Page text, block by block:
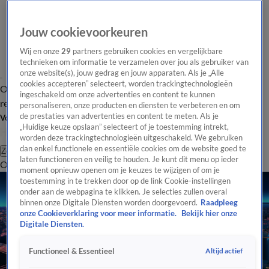
Overzicht Laatste nieuws Regionieuws Het beste van Hart
Tip de
redactie
Volg Hart van Nederland
Zoeken
OverzichtRegioUitzendingenWeerTip de redactiePanelVideo's
Jouw cookievoorkeuren
Wij en onze29 partners gebruiken cookies en vergelijkbare
technieken om informatie te verzamelen over jou als gebruiker van
onze website(s), jouw gedrag en jouw apparaten. Als je „Alle
cookies accepteren” selecteert, worden trackingtechnologieën
ingeschakeld om onze advertenties en content te kunnen
personaliseren, onze producten en diensten te verbeteren en om
de prestaties van advertenties en content te meten. Als je
„Huidige keuze opslaan” selecteert of je toestemming intrekt,
worden deze trackingtechnologieën uitgeschakeld. We gebruiken
dan enkel functionele en essentiële cookies om de website goed te
laten functioneren en veilig te houden. Je kunt dit menu op ieder
moment opnieuw openen om je keuzes te wijzigen of om je
toestemming in te trekken door op de link Cookie-instellingen
onder aan de webpagina te klikken. Je selecties zullen overal
binnen onze Digitale Diensten worden doorgevoerd. Raadpleeg
onze Cookieverklaring voor meer informatie.
Bekijk hier onze
Digitale Diensten.
Functioneel & Essentieel Altijd actief